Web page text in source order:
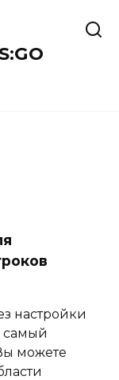
настройки
самый
можете